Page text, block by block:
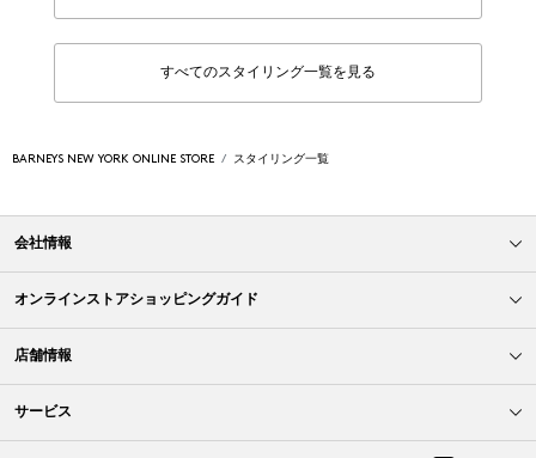
すべてのスタイリング一覧を見る
BARNEYS NEW YORK ONLINE STORE スタイリング一覧
会社情報
オンラインストアショッピングガイド
店舗情報
サービス